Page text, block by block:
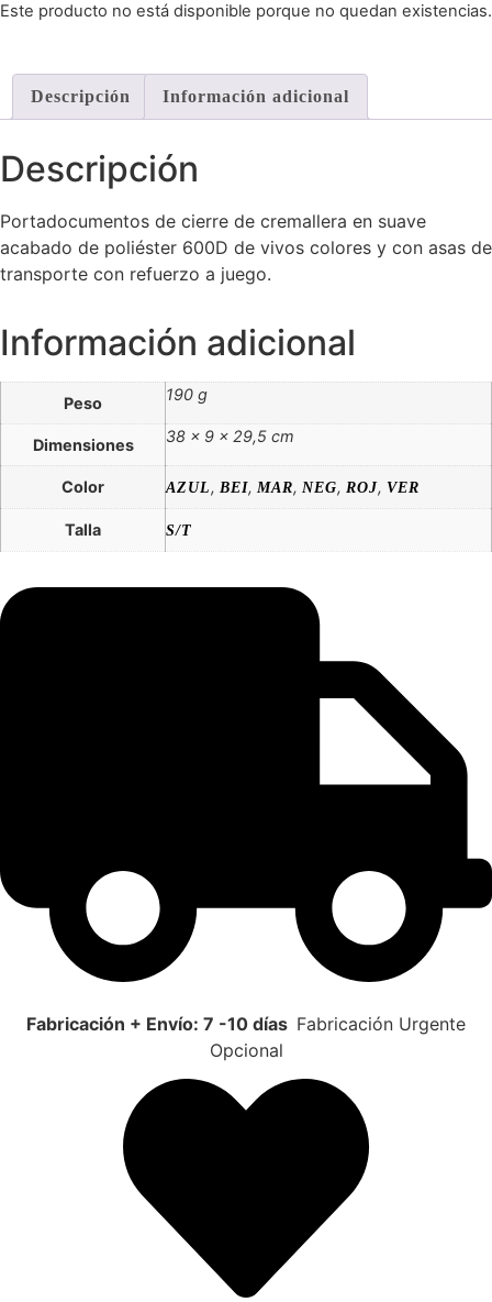
Este producto no está disponible porque no quedan existencias.
Descripción Información adicional
Descripción
Portadocumentos de cierre de cremallera en suave
acabado de poliéster 600D de vivos colores y con asas de
transporte con refuerzo a juego.
Información adicional
Peso 190 g
Dimensiones 38 × 9 × 29,5 cm
Color AZUL, BEI, MAR, NEG, ROJ, VER
Talla S/T
Fabricación + Envío: 7 -10 días Fabricación Urgente
Opcional